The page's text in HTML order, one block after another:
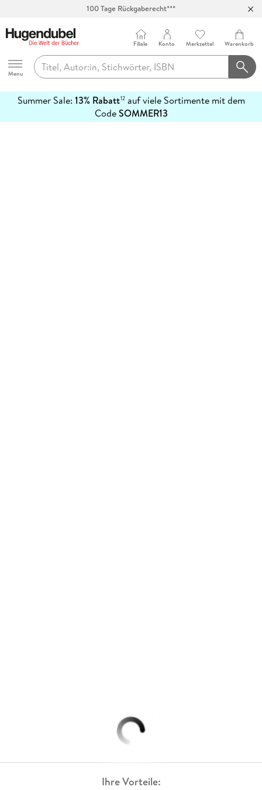
100 Tage Rückgaberecht***
Hugendubel
Menu
Filiale Konto Merkzettel Warenkorb
Summer Sale: 13% Rabatt12auf viele Sortimente mit dem
CodeSOMMER13
erfahren
Ihre Vorteile: